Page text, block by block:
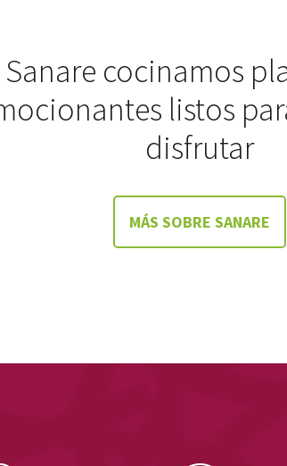
Sanare cocinamos
listos
disfrutar
MÁS SOBRE SANARE